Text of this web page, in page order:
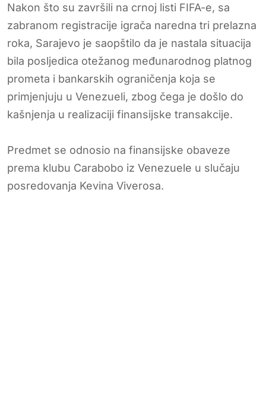
Nakon što su završili na crnoj listi FIFA-e, sa
zabranom registracije igrača naredna tri prelazna
roka, Sarajevo je saopštilo da je nastala situacija
bila posljedica otežanog međunarodnog platnog
prometa i bankarskih ograničenja koja se
primjenjuju u Venezueli, zbog čega je došlo do
kašnjenja u realizaciji finansijske transakcije.
Predmet se odnosio na finansijske obaveze
prema klubu Carabobo iz Venezuele u slučaju
posredovanja Kevina Viverosa.